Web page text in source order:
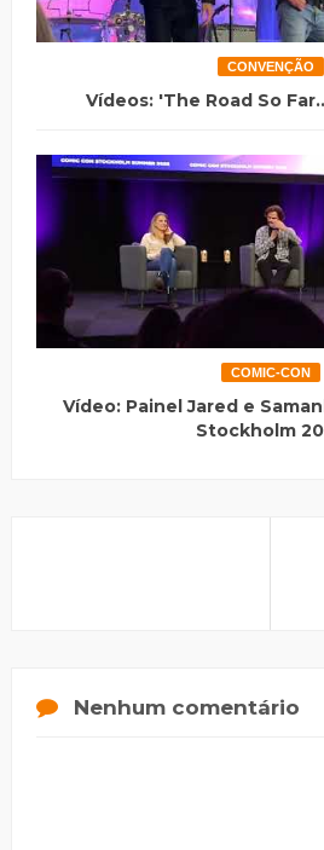
CONVENÇÃO
Vídeos: 'The Road So
COMIC-CON
Vídeo: Painel Jared e
Stockholm
Nenhum comentário